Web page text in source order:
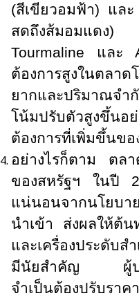
(สีเขียวอมฟ้า) และ
สดถึงส้มอมแด
Tourmaline และ
ต้องการสูงในตลา
ยากและปริมาณจ
โน้มปรับตัวสูงขึ้นอ
ต้องการที่เพิ่มขึ้นข
อย่างไรก็ตาม ตล
ของสหรัฐฯ ในปี
แน่นอนจากนโยบา
นำเข้า ส่งผลให้ต้น
และเครื่องประดับส
มีนัยสำคัญ ผู้ประ
จำเป็นต้องปรับรา